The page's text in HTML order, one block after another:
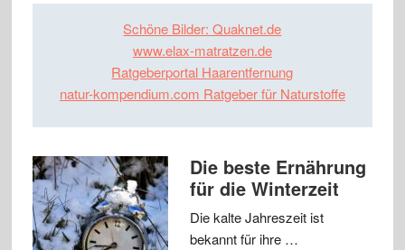
Schöne Bilder: Quaknet.de
www.elax-matratzen.de
Ratgeberportal Haarentfernung
natur-kompendium.com Ratgeber für Naturstoffe
Die beste Ernährung
für die Winterzeit
Die kalte Jahreszeit ist
bekannt für ihre …